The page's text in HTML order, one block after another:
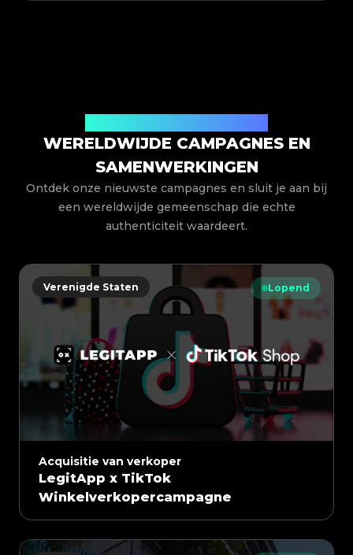
WERELDWIJDE CAMPAGNES EN
SAMENWERKINGEN
Ontdek onze nieuwste campagnes en sluit je aan bij
een wereldwijde gemeenschap die echte
authenticiteit waardeert.
Verenigde Staten Lopend
Acquisitie van verkoper
LegitApp x TikTok
Winkelverkopercampagne